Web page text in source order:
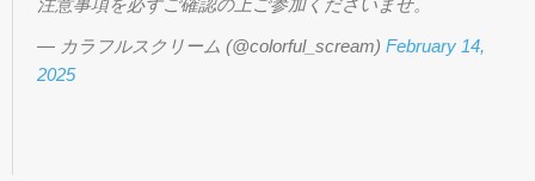
注意事項を必ずご確認の上ご参加くださいませ。
— カラフルスクリーム (@colorful_scream) February 14,
2025